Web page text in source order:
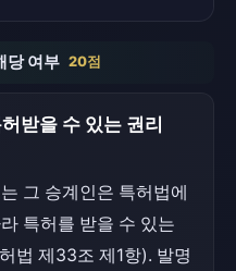
당 여부 20점
받을 수 있는 권리
그 승계인은 특허법에
특허를 받을 수 있는
법 제33조 제1항). 발명